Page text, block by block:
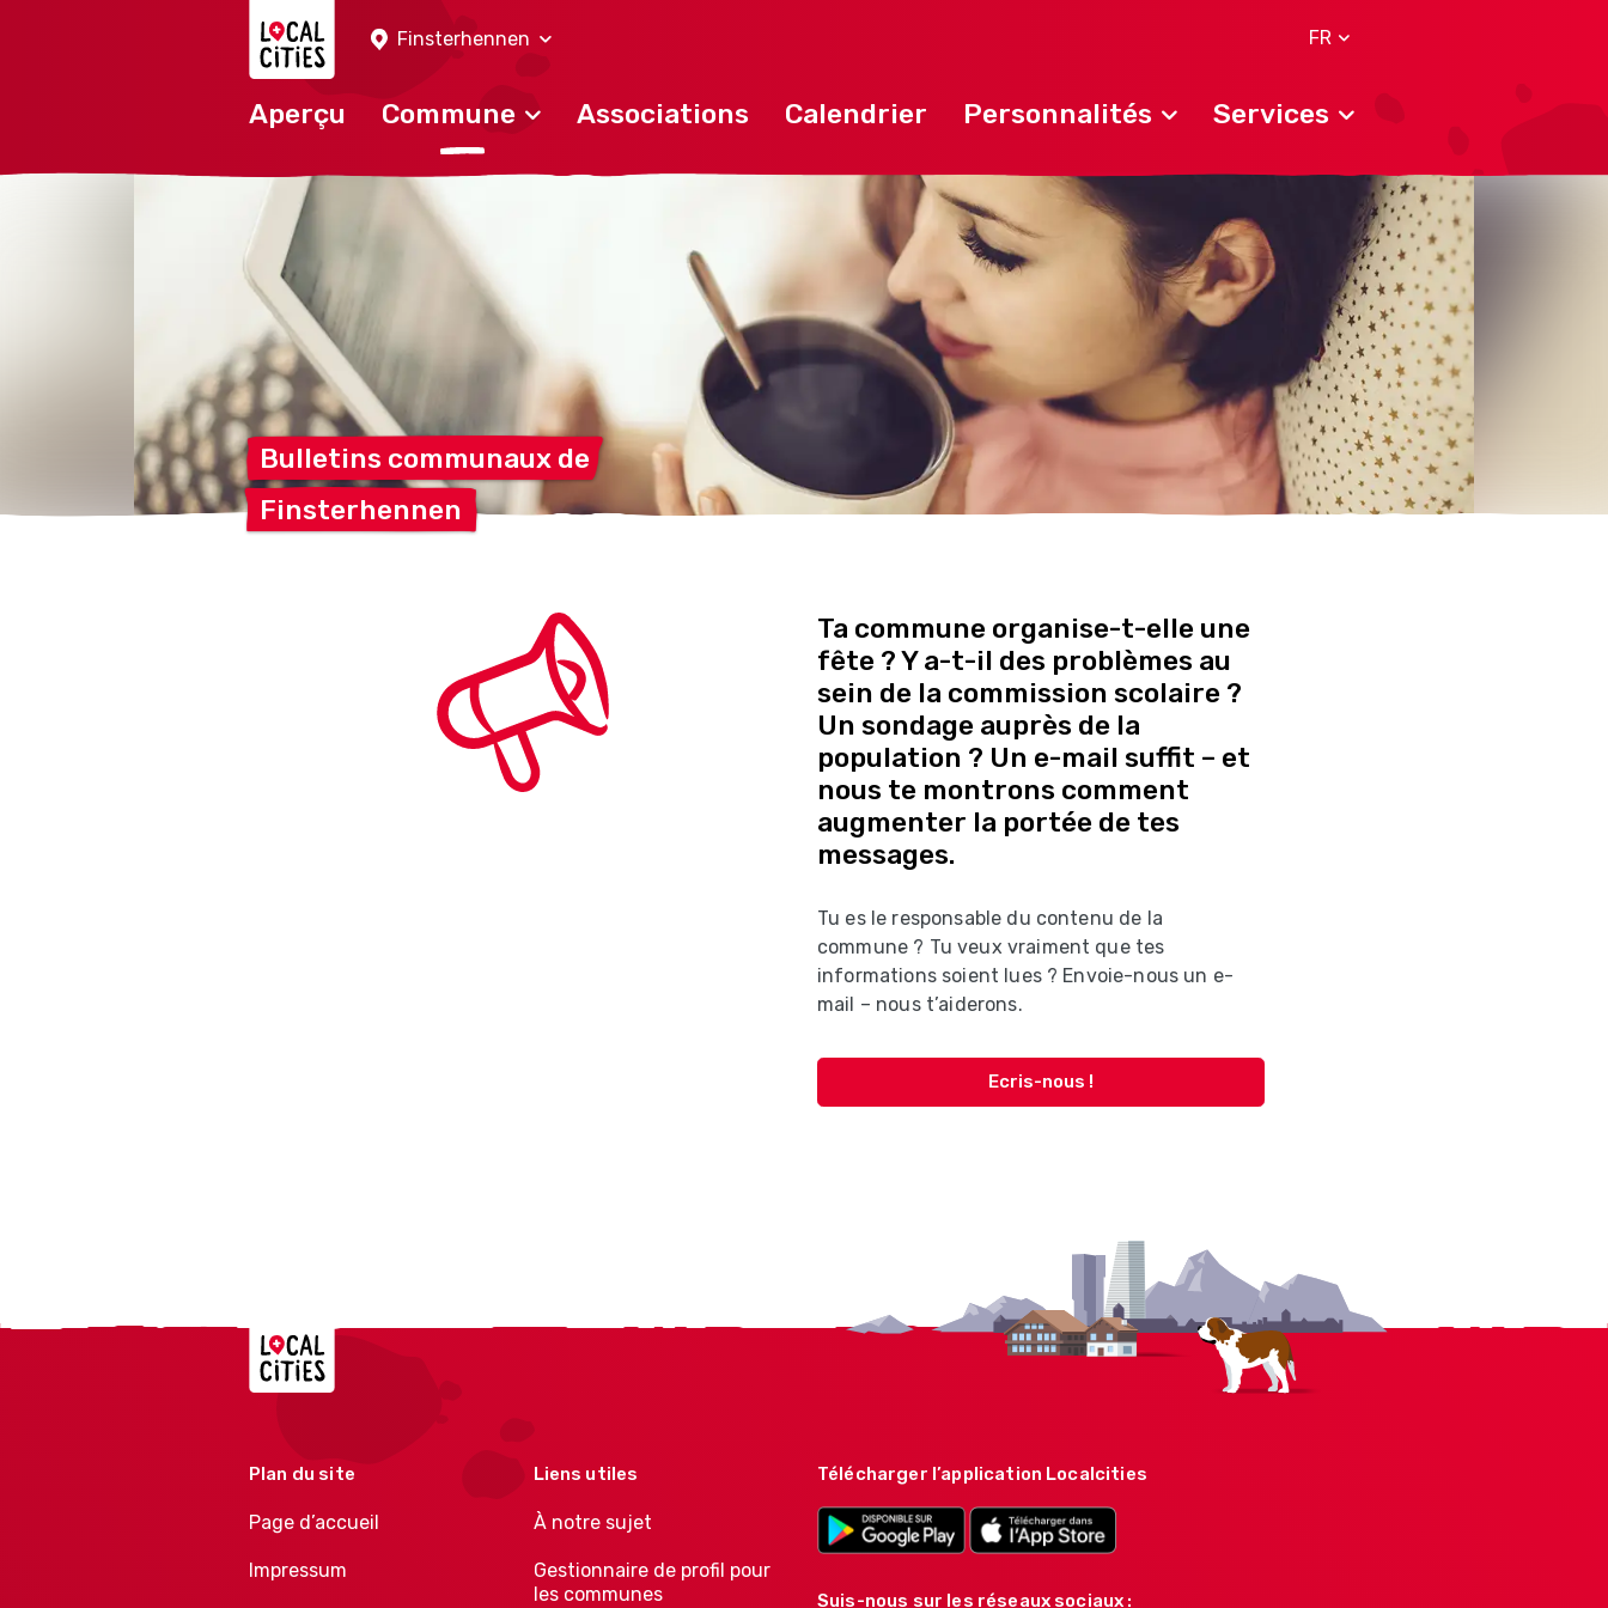
Finsterhennen
FR
Aperçu Commune Associations Calendrier Personnalités Services
Bulletins communaux de
Finsterhennen
Ta commune organise-t-elle une
fête ? Y a-t-il des problèmes au
sein de la commission scolaire ?
Un sondage auprès de la
population ? Un e-mail suffit – et
nous te montrons comment
augmenter la portée de tes
messages.
Tu es le responsable du contenu de la
commune ? Tu veux vraiment que tes
informations soient lues ? Envoie-nous un e-
mail – nous t’aiderons.
Ecris-nous !
Localcities
Plan du site
Page d’accueil
Impressum
Liens utiles
À notre sujet
Gestionnaire de profil pour
les communes
Télécharger l’application Localcities
Suis-nous sur les réseaux sociaux :